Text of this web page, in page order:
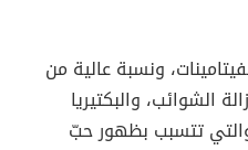
ونسبة عالية من
الشوائب، والبكتيريا
تتسبب بظهور حبّ